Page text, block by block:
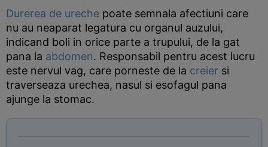
Durerea de ureche poate semnala afectiuni care
nu au neaparat legatura cu organul auzului,
indicand boli in orice parte a trupului, de la gat
pana la abdomen. Responsabil pentru acest lucru
este nervul vag, care porneste de la creier si
traverseaza urechea, nasul si esofagul pana
ajunge la stomac.